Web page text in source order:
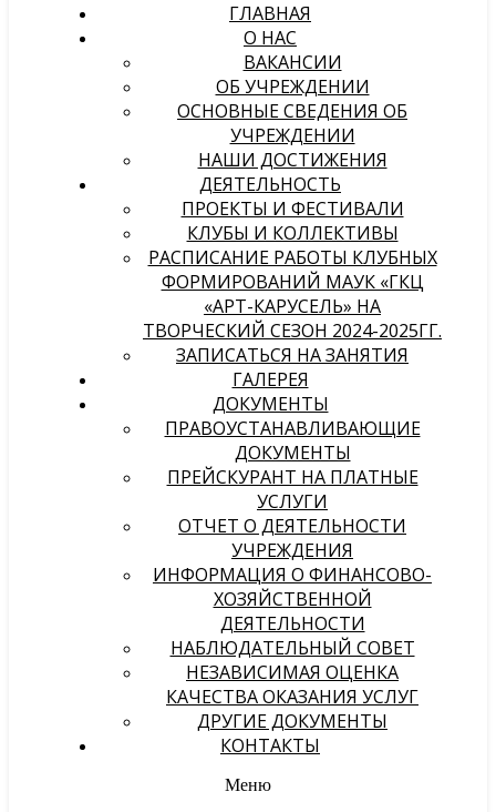
ГЛАВНАЯ
О НАС
ВАКАНСИИ
ОБ УЧРЕЖДЕНИИ
ОСНОВНЫЕ СВЕДЕНИЯ ОБ
УЧРЕЖДЕНИИ
НАШИ ДОСТИЖЕНИЯ
ДЕЯТЕЛЬНОСТЬ
ПРОЕКТЫ И ФЕСТИВАЛИ
КЛУБЫ И КОЛЛЕКТИВЫ
РАСПИСАНИЕ РАБОТЫ КЛУБНЫХ
ФОРМИРОВАНИЙ МАУК «ГКЦ
«АРТ-КАРУСЕЛЬ» НА
ТВОРЧЕСКИЙ СЕЗОН 2024-2025ГГ.
ЗАПИСАТЬСЯ НА ЗАНЯТИЯ
ГАЛЕРЕЯ
ДОКУМЕНТЫ
ПРАВОУСТАНАВЛИВАЮЩИЕ
ДОКУМЕНТЫ
ПРЕЙСКУРАНТ НА ПЛАТНЫЕ
УСЛУГИ
ОТЧЕТ О ДЕЯТЕЛЬНОСТИ
УЧРЕЖДЕНИЯ
ИНФОРМАЦИЯ О ФИНАНСОВО-
ХОЗЯЙСТВЕННОЙ
ДЕЯТЕЛЬНОСТИ
НАБЛЮДАТЕЛЬНЫЙ СОВЕТ
НЕЗАВИСИМАЯ ОЦЕНКА
КАЧЕСТВА ОКАЗАНИЯ УСЛУГ
ДРУГИЕ ДОКУМЕНТЫ
КОНТАКТЫ
Меню